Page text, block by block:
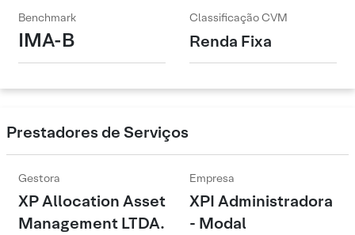
Benchmark
IMA-B
Classificação CVM
Renda Fixa
Prestadores de Serviços
Gestora
XP Allocation Asset
Management LTDA.
Empresa
XPI Administradora
- Modal